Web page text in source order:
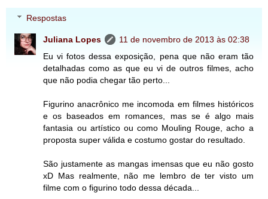
Respostas
Juliana Lopes
11 de novembro de 2013 às 02:38
Eu vi fotos dessa exposição, pena que não eram tão
detalhadas como as que eu vi de outros filmes, acho
que não podia chegar tão perto...
Figurino anacrônico me incomoda em filmes históricos
e os baseados em romances, mas se é algo mais
fantasia ou artístico ou como Mouling Rouge, acho a
proposta super válida e costumo gostar do resultado.
São justamente as mangas imensas que eu não gosto
xD Mas realmente, não me lembro de ter visto um
filme com o figurino todo dessa década...